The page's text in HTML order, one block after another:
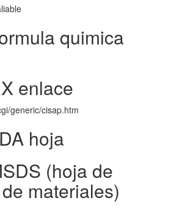
quimica
enlace
generic/cisap.htm
hoja
(hoja de
materiales)